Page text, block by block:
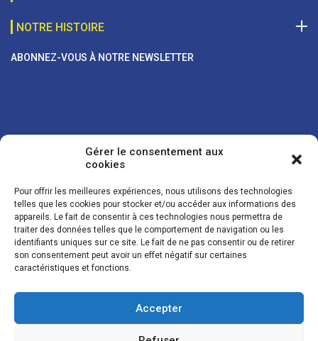
Gérer le consentement aux
cookies
Pour offrir les meilleures expériences, nous utilisons des technologies
telles que les cookies pour stocker et/ou accéder aux informations des
appareils. Le fait de consentir à ces technologies nous permettra de
traiter des données telles que le comportement de navigation ou les
identifiants uniques sur ce site. Le fait de ne pas consentir ou de retirer
son consentement peut avoir un effet négatif sur certaines
caractéristiques et fonctions.
Accepter
NOTRE HISTOIRE
ABONNEZ-VOUS À NOTRE NEWSLETTER
Vos coordonnées sont uniquement utilisées pour vous envoyer des
lettres d'information sur nos activités. Vous pouvez à tout moment
utiliser le lien de désinscription figurant dans la lettre d'information.
© LES NOUVELLES DE LA BOULANGERIE - Tous droits réservés - Réalisation :
Josh Digital